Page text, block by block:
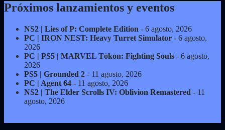
Próximos lanzamientos y eventos
NS2 | Lies of P: Complete Edition - 6 agosto, 2026
PC | IRON NEST: Heavy Turret Simulator - 6 agosto,
2026
PC | PS5 | MARVEL Tōkon: Fighting Souls - 6 agosto,
2026
PS5 | Grounded 2 - 11 agosto, 2026
PC | Agent 64 - 11 agosto, 2026
NS2 | The Elder Scrolls IV: Oblivion Remastered - 11
agosto, 2026